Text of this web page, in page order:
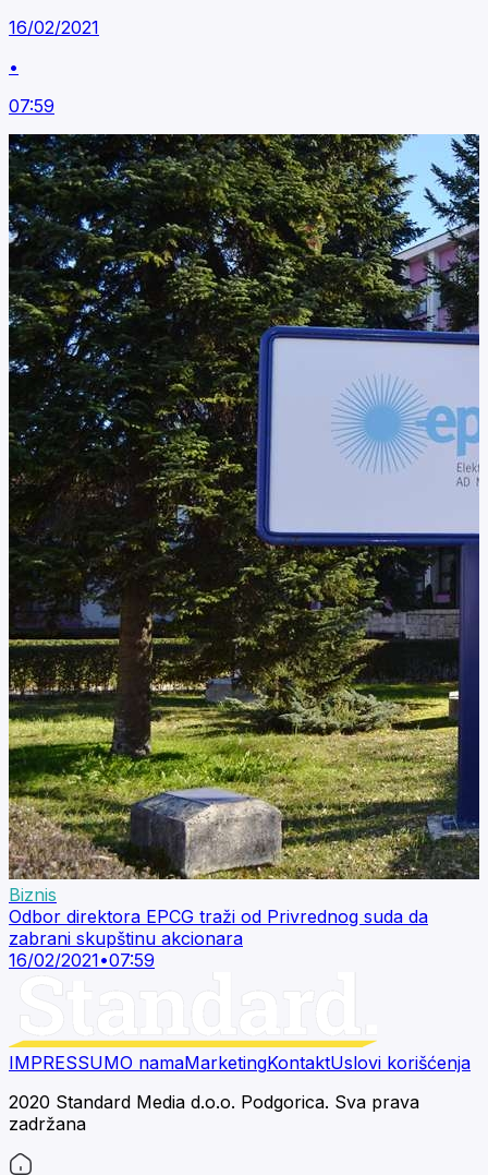
16/02/2021
•
07:59
Biznis
Odbor direktora EPCG traži od Privrednog suda da
zabrani skupštinu akcionara
16/02/2021•07:59
IMPRESSUMO namaMarketingKontaktUslovi korišćenja
2020 Standard Media d.o.o. Podgorica. Sva prava
zadržana